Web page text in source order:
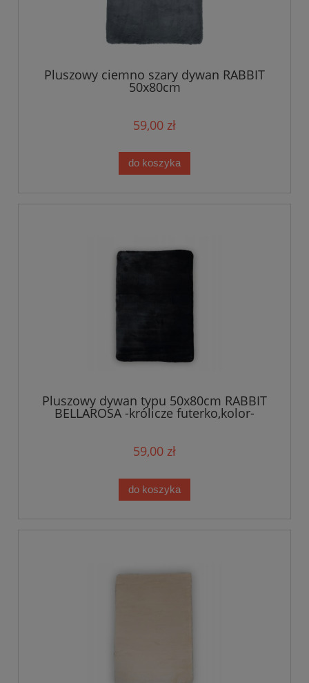
Pluszowy ciemno szary dywan RABBIT
50x80cm
59,00 zł
do koszyka
Pluszowy dywan typu 50x80cm RABBIT
BELLAROSA -królicze futerko,kolor-
59,00 zł
do koszyka